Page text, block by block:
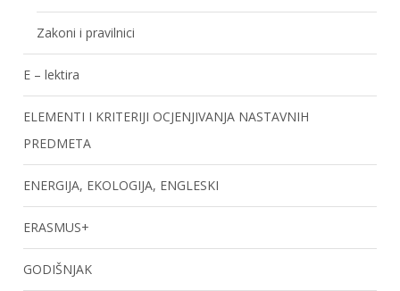
Zakoni i pravilnici
E – lektira
ELEMENTI I KRITERIJI OCJENJIVANJA NASTAVNIH
PREDMETA
ENERGIJA, EKOLOGIJA, ENGLESKI
ERASMUS+
GODIŠNJAK